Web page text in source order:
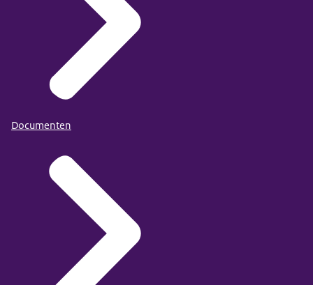
Documenten